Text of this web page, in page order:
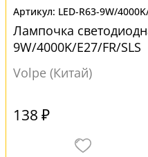
LED-R63-9W/
Лампочка
9W/4000K/E27/FR/SLS
Volpe (Китай)
138 ₽